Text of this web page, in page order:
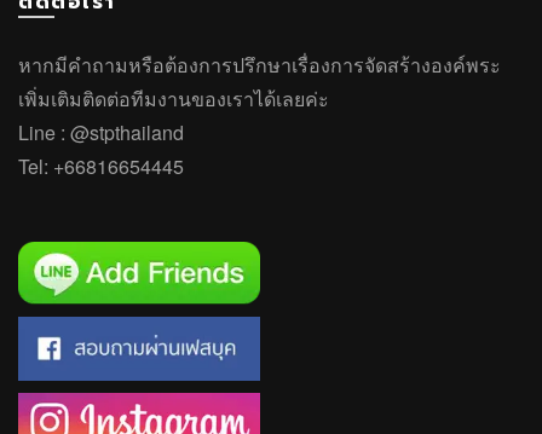
หากมีคำถามหรือต้องการปรึกษาเรื่องการจัดสร้างองค์พระ
เพิ่มเติมติดต่อทีมงานของเราได้เลยค่ะ
Line : @stpthailand
Tel: +66816654445